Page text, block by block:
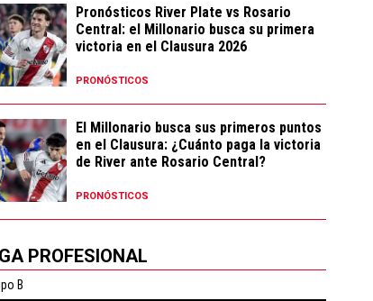
Pronósticos River Plate vs Rosario
Central: el Millonario busca su primera
victoria en el Clausura 2026
PRONÓSTICOS
El Millonario busca sus primeros puntos
en el Clausura: ¿Cuánto paga la victoria
de River ante Rosario Central?
PRONÓSTICOS
PROFESIONAL